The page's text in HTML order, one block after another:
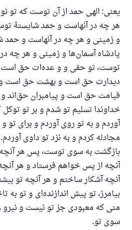
یعنی: الهی حمد از آن توست که تو
هر چه در آنهاست و حمد شایستهٔ
و زمینی و هر چه در آنهاست و
پادشاه آسمان‌ها و زمینی و هر چه
توست، تو حقی و و عده‌ات حق
دیدارت حق است و بهشت حق است
قیامت حق است و پیامبران
خداوندا تسلیم تو شدم و بر تو توکل
آوردم و به تو روی آوردم و برای
مجادله کردم و به نزد تو داوی
بازگشت به سوی توست، پس هر
آنچه از پس خواهم فرستاد و هر
آنچه آشکار ساختم و هر آنچه تو
بیامرز، تو پیش اندازنده‌ای و تو به
منی که معبودی جز تو نیست و نیرو
سوی تو.
پاسخ
را نجات
از پرسش تا پاسخ، کمک مالی شما
یاری می‌دهد.
رسول الله صلی الله علیه
آنکه به سوی خیری راهنمایی
دهنده‌اش را
(مسلم: ۱۸۹۳)
همکاری